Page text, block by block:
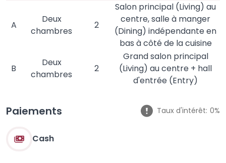
A
Deux
chambres
2
Salon principal (Living) au
centre, salle à manger
(Dining) indépendante en
bas à côté de la cuisine
B
Deux
chambres
2
Grand salon principal
(Living) au centre + hall
d'entrée (Entry)
Paiements Taux d'intérêt: 0%
Cash